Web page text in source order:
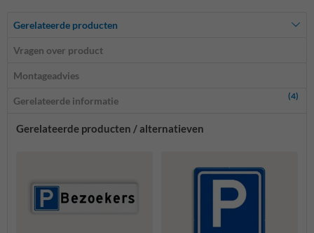
Gerelateerde producten
Vragen over product
Montageadvies
Gerelateerde informatie (4)
Gerelateerde producten / alternatieven